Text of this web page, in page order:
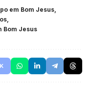
em Bom Jesus
Bom Jesus